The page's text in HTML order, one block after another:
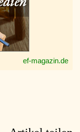
ef-magazin.de